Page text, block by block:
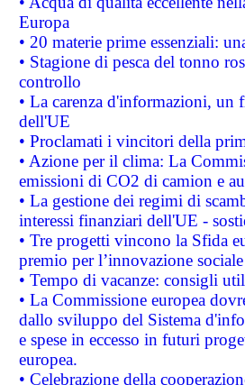
Europa
• 20 materie prime essenziali:
• Stagione di pesca del tonno
controllo
• La carenza d'informazioni, un
dell'UE
• Proclamati i vincitori della
• Azione per il clima: La
emissioni di CO2 di camion e
• La gestione dei regimi di
interessi finanziari dell'UE -
• Tre progetti vincono la Sfida
premio per l’innovazione sociale
• Tempo di vacanze: consigli
• La Commissione europea
dallo sviluppo del Sistema
e spese in eccesso in futuri
europea.
• Celebrazione della